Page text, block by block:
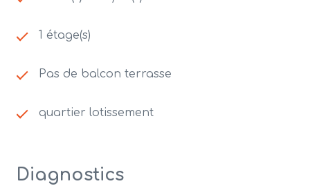
1 étage(s)
Pas de balcon terrasse
quartier lotissement
Diagnostics